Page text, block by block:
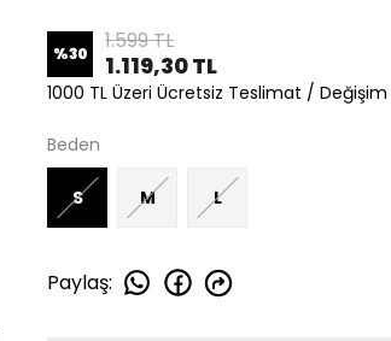
%30 1.599 TL
1.119,30 TL
1000 TL Üzeri Ücretsiz Teslimat /
Beden
S M L
Paylaş: